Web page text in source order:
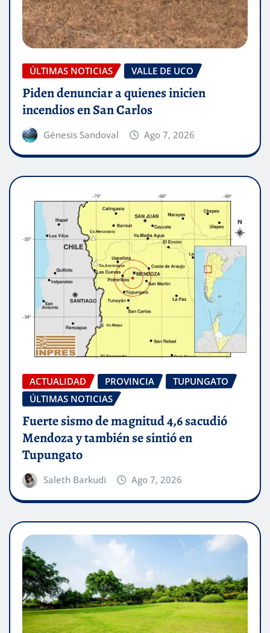
ÚLTIMAS NOTICIAS VALLE DE UCO
Piden denunciar a quienes inicien
incendios en San Carlos
Génesis Sandoval Ago 7, 2026
ACTUALIDAD PROVINCIA
TUPUNGATO
ÚLTIMAS NOTICIAS
Fuerte sismo de magnitud 4,6 sacudió
Mendoza y también se sintió en
Tupungato
Saleth Barkudi Ago 7, 2026